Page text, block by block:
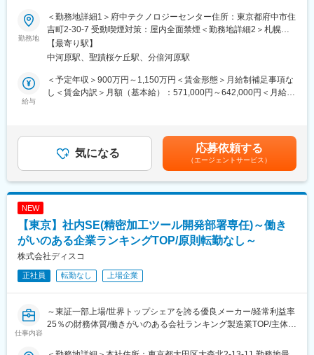
電子部品を自動で装着するロボットです。当社の実装ロボット
は、高い技術力により高速・高精度な実装を実現することがで
き、世界トップクラスのシェアを誇っています。
■当社の特徴：
当社の製品はIT機器の生産に不可欠な装置であり、世界中のIT進展
に多大な貢献をしています。当社は、これらを統合的に管理する
■当ポジションの職務定義
Power Platform（Power Apps、Power Automate、Power BI等）
およびMicrosoft 365 Copilot、Copilot Studioなどの生成AI・エー
ジェント活用の拡大にあたり、以下業務をお任せいたします。
・Power Platform管理、Power BI管理
・Copilot StudioでのAIエージェント開発環境整備
・AIエージェント管理
・ライセンス管理
・関係部門との連携や調整
・ガバナンス整備 など
Studio、Power BI、SharePoint、Teamsなど、Microsoftの最新技
術に携わることができます。
単なるシステム管理ではなく、利用部門と連携しながら業務改善
や課題解決を推進できます。生成AIの利活用が拡大する中、セキ
ュリティと利便性を両立した全社ルールや運用基盤の構築に携わ
■採用部門が社内で担う機能とミッション
＜プラットフォーム技術グループ＞
※・Power Platform運用管理
勤務地
＜勤務地詳細1＞府中テクノロジーセンター住所：東京都府中市住
吉町2-30-7 受動喫煙対策：屋内全面禁煙＜勤務地詳細2＞札幌事
業所住所：北海道札幌市中央区北３条西３丁目１ 大同生命札幌ビ
ル10階勤務地最寄駅：南北線／さっぽろ駅受動喫煙対策：屋内全
【最寄り駅】
中河原駅、聖蹟桜ケ丘駅、分倍河原駅
給与
＜予定年収＞900万円～1,150万円＜賃金形態＞月給制補足事項な
し＜賃金内訳＞月額（基本給）：571,000円～642,000円＜月給＞
給：年1回■賞与：年2回※賃金はあくまでも目安の金額であり、選
考を通じて上下する可能性があります。賃金はあくまでも目安の
金額であり、選考を通じて上下する可能性があります。月給(月額)
は固定手当を含めた表記です。
気になる 応募依頼する
（エージェントサービス）
NEW
【東京】社内SE(精密加工ツール開発部署専任)～働き
がいのある企業ランキングTOP/原則転勤なし～
株式会社ディスコ
正社員 転勤なし 上場企業
仕事内容
～東証一部上場/世界トップシェアを誇る優良メーカー/経常利益率
25％の財務体質/働きがいのある会社ランキング製造業TOP/主体性